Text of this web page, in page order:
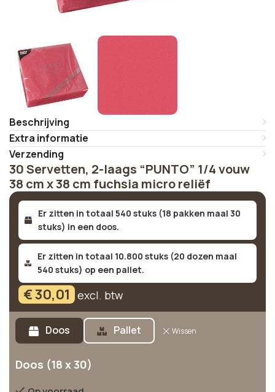
Beschrijving
Extra informatie
Verzending
30 Servetten, 2-laags “PUNTO” 1/4 vouw
38 cm x 38 cm fuchsia micro reliëf
Er zitten in totaal 540 stuks (18 pakken maal 30
stuks) in een doos.
Er zitten in totaal 10.800 stuks (20 dozen maal
540 stuks) op een pallet.
€30,01 excl. btw
Doos Pallet Wissen
Doos (18 x 30)
Alternative: